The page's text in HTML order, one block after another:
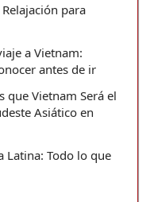
para
a Vietnam:
antes de ir
que Vietnam Será el
Asiático en
Latina: Todo lo que